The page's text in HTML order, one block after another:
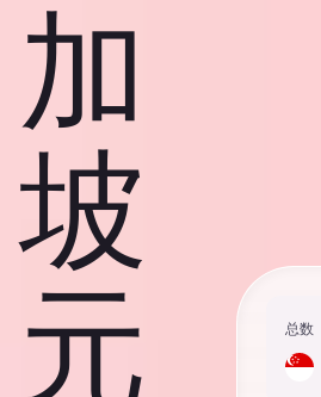
加
坡
元
总数